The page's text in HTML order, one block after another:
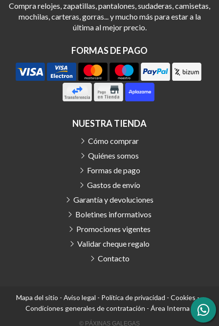
Compra relojes, zapatillas, pantalones, sudaderas, camisetas,
mochilas, carteras, gorras... y mucho más para estar a la
última al mejor precio.
FORMAS DE PAGO
NUESTRA TIENDA
Cómo comprar
Quiénes somos
Formas de pago
Gastos de envío
Garantía y devoluciones
Boletines informativos
Promociones vigentes
Validar cheque regalo
Contacto
Mapa del sitio - Aviso legal - Política de privacidad - Cookies-
Condiciones generales de contratación - Área Interna
© PÁXINAS GALEGAS